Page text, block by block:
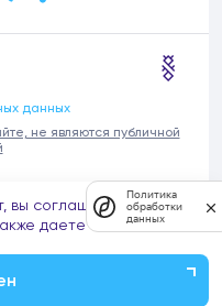
данных
не являются публичной
частных услуг от
ремонтов, продажи
внимание на то, что
таких услуг, не имеет
не обращается к частным
вы соглашаетесь на
даете согласие на
Политика
обработки
данных